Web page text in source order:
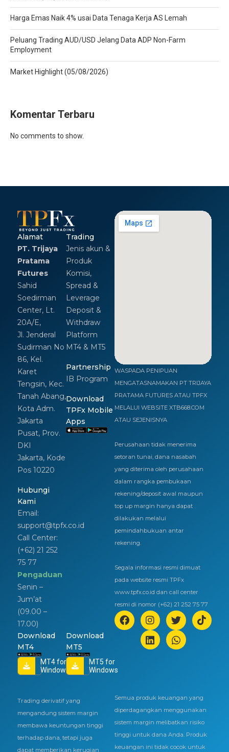
Harga Emas Naik 4% usai Data Tenaga Kerja AS Lemah
Peluang Trading AUD/USD Jelang Data ADP Non-Farm
Employment
Market Highlight (05/08/2026)
Komentar Terbaru
No comments to show.
Alamat
PT. Trijaya
Pratama
Futures
Sahid
Soedirman
Center, Lt.
20A/E,
Jl. Jenderal
Sudirman No
86, Kel.
Karet
Tengsin, Kec.
Tanah Abang,
Kota Adm.
Jakarta
Pusat, Prov.
DKI
Jakarta, Kode
Pos 10220
Hubungi
Kami
Email:
support@tpfx.co.id
Call Center:
(+62) 21 252
75 77
Pengaduan
Senin –
Jum’at
(09.00 –
17.00)
Trading
Jenis akun &
Produk
Komisi,
Spread &
Leverage
Deposit &
Withdraw
Platform
MT4 & MT5
Partnership
IB Program
Download
TPFx Mobile
Apps
Download
MT4
MT4 for
Windows
Download
MT5
MT5 for
Windows
WASPADA PENIPUAN
MENGATASNAMAKAN PT TRIJAYA
PRATAMA FUTURES ATAU TPFX
MELALUI WEBSITE XTB668.COM
ATAU SEJENISNYA
Perusahaan tidak menerima
setoran tunai, dana nasabah
yang diterima oleh perusahaan
dalam rangka pembukaan
rekening/deposit awal maupun
top up margin hanya dapat
dilakukan melalui
pemindahbukuan antar
rekening.
Segala informasi resmi dimuat
pada website resmi TPFx
www.tpfx.co.id dan call center
resmi di nomor (+62) 21 252 75 77
Trading derivatif yang
mengandung sistem margin
membawa keuntungan tinggi
terhadap dana, tetapi juga
dapat memberikan kerugian
Semua produk keuangan yang
diperdagangkan menggunakan
sistem margin melibatkan risiko
tinggi untuk dana Anda. Produk
keuangan ini tidak cocok untuk